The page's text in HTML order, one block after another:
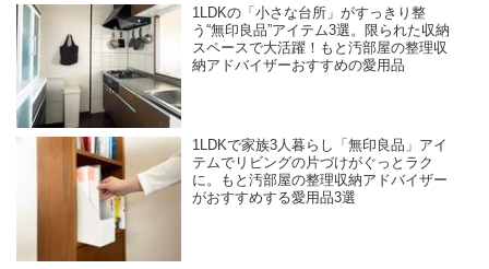
1LDKの「小さな台所」がすっきり整
う“無印良品”アイテム3選。限られた収納
スペースで大活躍！もと汚部屋の整理収
納アドバイザーおすすめの愛用品
1LDKで家族3人暮らし「無印良品」アイ
テムでリビングの片づけがぐっとラク
に。もと汚部屋の整理収納アドバイザー
がおすすめする愛用品3選